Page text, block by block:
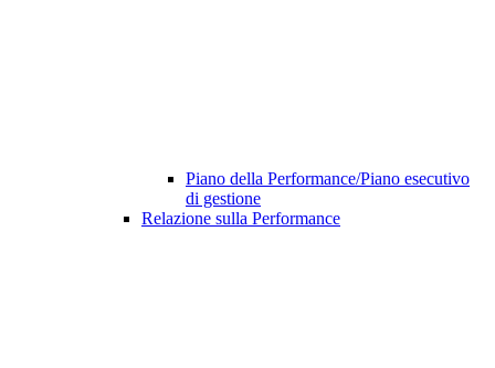
Piano della Performance/Piano esecutivo
di gestione
Relazione sulla Performance